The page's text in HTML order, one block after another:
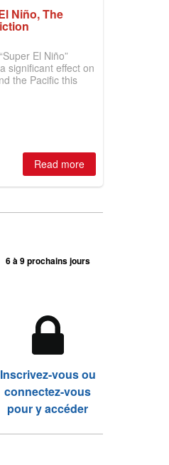
Niño, The
El Niño”
significant effect on
the Pacific this
Read more
6 à 9 prochains jours
Inscrivez-vous ou
connectez-vous
pour y accéder